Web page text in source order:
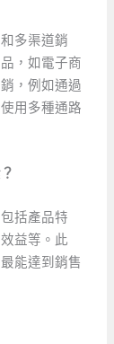
多渠道銷
，如電子商
，例如通過
用多種通路
括產品特
益等。此
能達到銷售